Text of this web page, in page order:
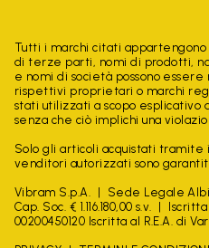
Tutti i marchi citati
di terze parti, nomi di prodotti,
e nomi di società possono
rispettivi proprietari o marchi
stati utilizzati a scopo
senza che ciò implichi una
Solo gli articoli acquistati tramite
venditori autorizzati sono
Vibram S.p.A.
Sede Legale
Cap. Soc. € 1.116.180,00 s.v.
00200450120 Iscritta al R.E.A. di